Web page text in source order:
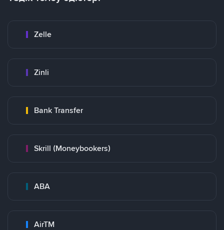
Zelle
Zinli
Bank Transfer
Skrill (Moneybookers)
ABA
AirTM